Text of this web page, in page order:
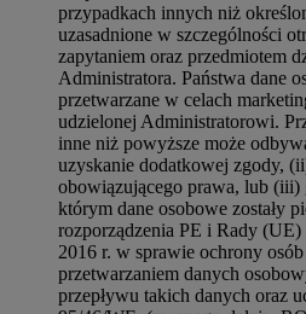
przypadkach innych niż
uzasadnione w szczególności
zapytaniem oraz przedmiotem
Administratora. Państwa dane
przetwarzane w celach
udzielonej Administratorowi.
inne niż powyższe może
uzyskanie dodatkowej zgody,
obowiązującego prawa, lub (iii)
którym dane osobowe zostały
rozporządzenia PE i Rady
2016 r. w sprawie ochrony
przetwarzaniem danych
przepływu takich danych oraz